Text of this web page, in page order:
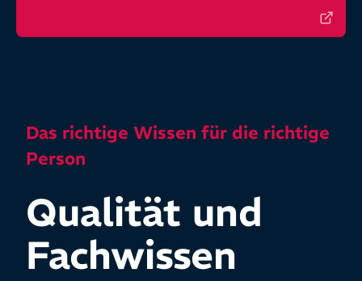
Das richtige Wissen für die richtige
Person
Qualität und
Fachwissen